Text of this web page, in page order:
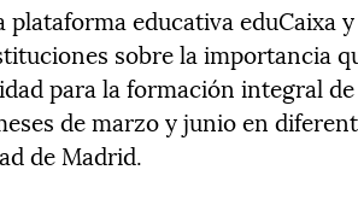
educativa eduCaixa
sobre la importancia
para la formación integral
de marzo y junio en
de Madrid.